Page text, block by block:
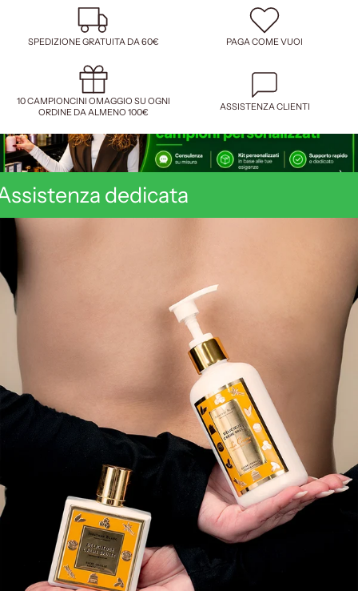
SPEDIZIONE GRATUITA DA 60€ PAGA COME VUOI
10 CAMPIONCINI OMAGGIO SU OGNI
ORDINE DA ALMENO 100€
ASSISTENZA CLIENTI
dedicata